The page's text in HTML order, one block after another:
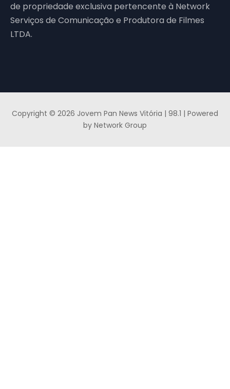
de propriedade exclusiva pertencente à Network
Serviços de Comunicação e Produtora de Filmes
LTDA.
Copyright © 2026 Jovem Pan News Vitória | 98.1 | Powered
by Network Group